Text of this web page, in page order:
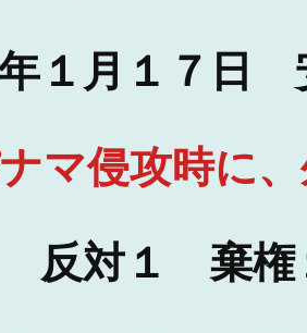
年１月１７日
マ侵攻時に
反対１ 棄権